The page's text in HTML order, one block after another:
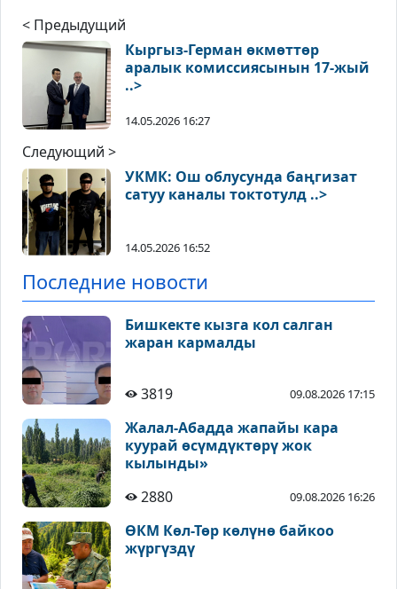
< Предыдущий
Кыргыз-Герман өкмөттөр
аралык комиссиясынын 17-жый
..>
14.05.2026 16:27
Следующий >
УКМК: Ош облусунда баңгизат
сатуу каналы токтотулд ..>
14.05.2026 16:52
Последние новости
Бишкекте кызга кол салган
жаран кармалды
3819 09.08.2026 17:15
Жалал-Абадда жапайы кара
куурай өсүмдүктөрү жок
кылынды»
2880
09.08.2026 16:26
ӨКМ Көл-Төр көлүнө байкоо
жүргүздү